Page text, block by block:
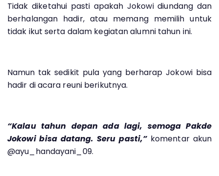
Tidak diketahui pasti apakah Jokowi diundang dan
berhalangan hadir, atau memang memilih untuk
tidak ikut serta dalam kegiatan alumni tahun ini.
Namun tak sedikit pula yang berharap Jokowi bisa
hadir di acara reuni berikutnya.
“Kalau tahun depan ada lagi, semoga Pakde
Jokowi bisa datang. Seru pasti,” komentar akun
@ayu_handayani_09.